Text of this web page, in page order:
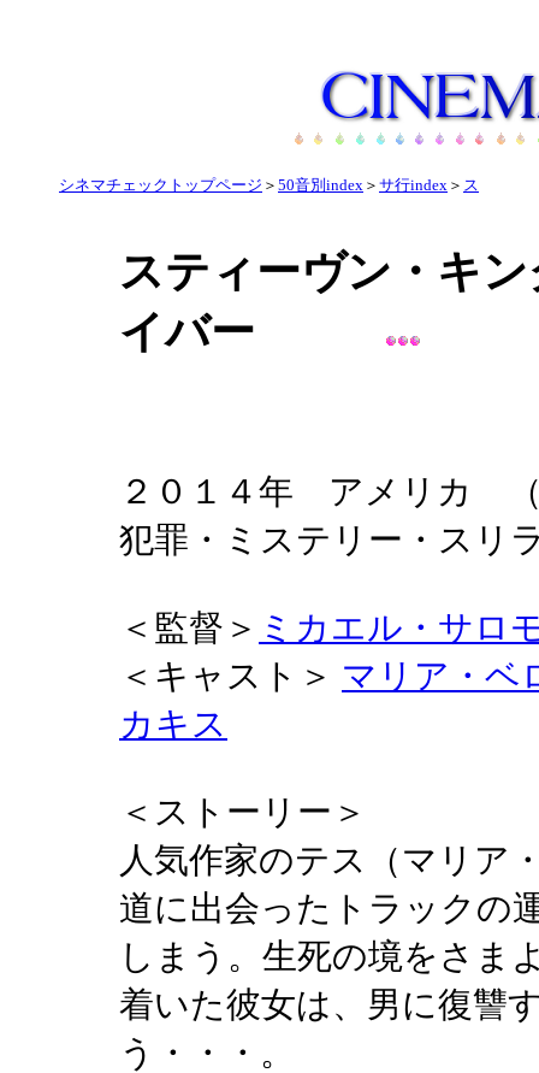
シネマチェックトップページ ＞ 50音別index ＞ サ行index ＞ ス
スティーヴン・キ
イバー
２０１４年 アメリカ （
犯罪・ミステリー・
＜監督＞ ミカエル・サロ
＜キャスト＞ マリア・ベ
カキス
＜ストーリー＞
人気作家のテス（マリア
道に出会ったトラックの
しまう。生死の境をさま
着いた彼女は、男に復讐
う・・・。